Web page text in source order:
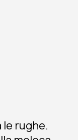
rughe.